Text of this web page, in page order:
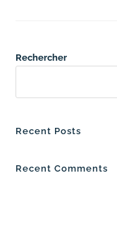
Rechercher
Recent Posts
Recent Comments